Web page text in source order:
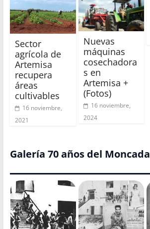
Sector
agrícola de
Artemisa
recupera
áreas
cultivables
16 noviembre,
2021
Nuevas
máquinas
cosechadora
s en
Artemisa +
(Fotos)
16 noviembre,
2024
Galería 70 años del Moncada